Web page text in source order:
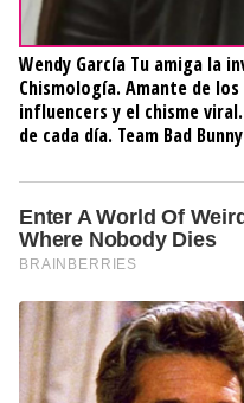
Wendy García Tu amiga la
Chismología. Amante de
influencers y el chisme
de cada día. Team Bad